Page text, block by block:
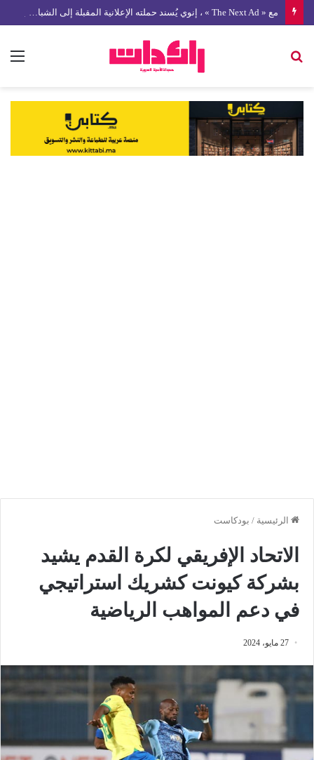
مع « The Next Ad » ، إنوي يُسند حملته الإعلانية المقبلة إلى الشباب المغربي
الرئيسية / بودكاست
الاتحاد الإفريقي لكرة القدم يشيد
بشركة كيونت كشريك استراتيجي
في دعم المواهب الرياضية
27 مايو، 2024